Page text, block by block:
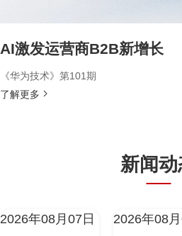
AI激发运营商B2B新增长
《华为技术》第101期
了解更多
新闻动
2026年08月07日 2026年08